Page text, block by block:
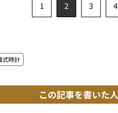
1 2 3 4
式時計
この記事を書いた人